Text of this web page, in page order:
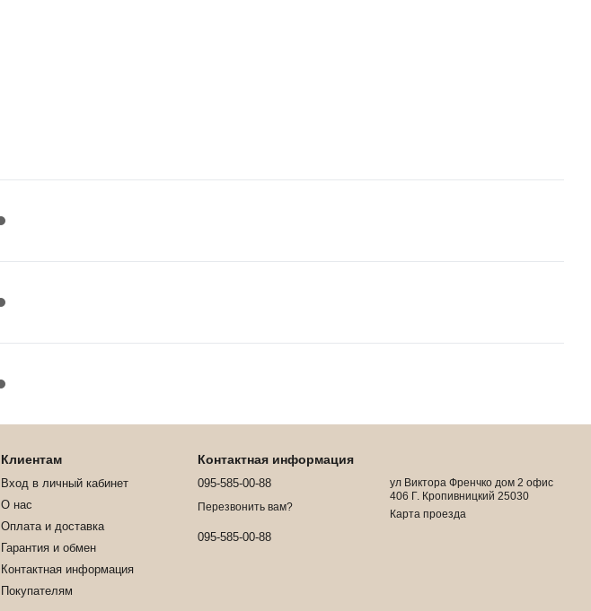
Клиентам
Вход в личный кабинет
О нас
Оплата и доставка
Гарантия и обмен
Контактная информация
Покупателям
Контактная информация
095-585-00-88
Перезвонить вам?
095-585-00-88
ул Виктора Френчко дом 2 офис
406 Г. Кропивницкий 25030
Карта проезда